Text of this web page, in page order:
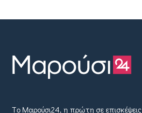
Tο Μαρούσι24, η πρώτη σε επισκέψεις